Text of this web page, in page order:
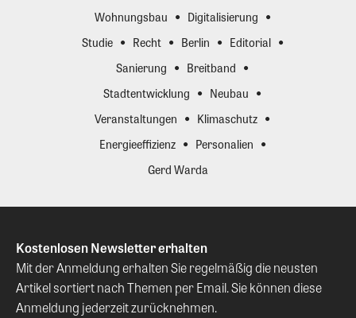
Wohnungsbau
Digitalisierung
Studie
Recht Berlin
Editorial
Sanierung
Breitband
Stadtentwicklung
Neubau
Veranstaltungen
Klimaschutz
Energieeffizienz
Personalien
Gerd Warda
Kostenlosen Newsletter erhalten
Mit der Anmeldung erhalten Sie regelmäßig die neusten
Artikel sortiert nach Themen per Email. Sie können diese
Anmeldung jederzeit zurücknehmen.